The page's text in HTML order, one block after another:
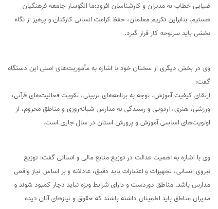
ضیایی خطاب به مدیران و کارشناسان افزود:ما الگوساز جامعه فرهنگیان
هستیم. بنابراین تکریم معلمان، حفظ کرامت انسانی کارکنان و پرهیز از نگاه
بخشی باید سرلوحه کار قرار گیرد.
وی در بخش دیگری از سخنان خود با اشاره به مأموریت‌های اصلی این دستگاه
گفت:
ارتقای کیفیت آموزش، توجه به برنامه‌های تربیتی، تقویت فعالیت‌های قرآنی،
ورزشی، هنری، اردویی و رسیدگی به مدارس شبانه‌روزی و مناطق محروم، از
اولویت‌های اساسی آموزش و پرورش استان در سال جاری است.
وی با اشاره به اهمیت عدالت در توزیع منابع مالی و انسانی گفت: توزیع
نیروی انسانی، تجهیزات و اعتبارات باید دقیق، عادلانه و بر اساس نیاز واقعی
مدارس باشد. مناطق دوردست و دارای شرایط ویژه نباید دچار کمبود شوند و
مدیران مناطق باید اطمینان داشته باشند که حقوق و نیازهای آنان دیده